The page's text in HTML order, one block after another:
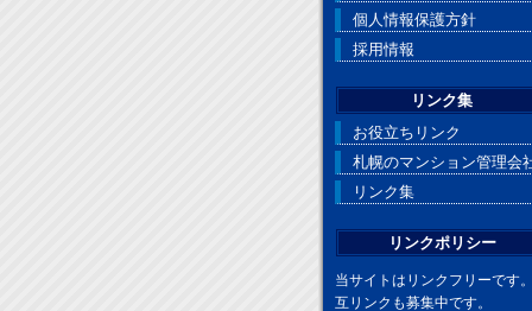
個人情報保護方針
採用情報
リンク集
お役立ちリンク
札幌のマンション管理会
リンク集
リンクポリシー
当サイトはリンクフリーです
互リンクも募集中です。